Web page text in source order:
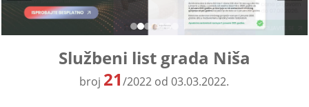
Službeni list grada Niša
broj 21/2022 od 03.03.2022.